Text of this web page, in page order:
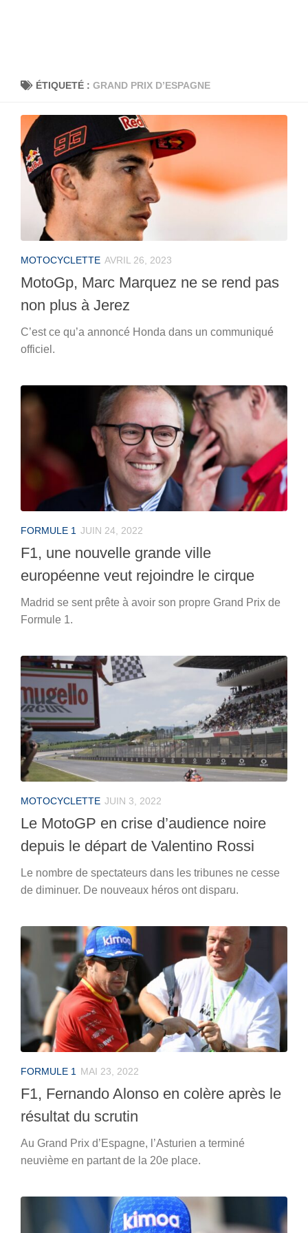
ÉTIQUETÉ : GRAND PRIX D’ESPAGNE
MOTOCYCLETTE AVRIL 26, 2023
MotoGp, Marc Marquez ne se rend pas
non plus à Jerez
C’est ce qu’a annoncé Honda dans un communiqué
officiel.
FORMULE 1 JUIN 24, 2022
F1, une nouvelle grande ville
européenne veut rejoindre le cirque
Madrid se sent prête à avoir son propre Grand Prix de
Formule 1.
MOTOCYCLETTE JUIN 3, 2022
Le MotoGP en crise d’audience noire
depuis le départ de Valentino Rossi
Le nombre de spectateurs dans les tribunes ne cesse
de diminuer. De nouveaux héros ont disparu.
FORMULE 1 MAI 23, 2022
F1, Fernando Alonso en colère après le
résultat du scrutin
Au Grand Prix d’Espagne, l’Asturien a terminé
neuvième en partant de la 20e place.